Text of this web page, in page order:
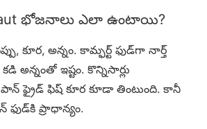
భోజనాలు ఎలా ఉంటాయి?
కూర, అన్నం. కామ్ఫర్ట్ ఫుడ్‌గా నార్త్
అన్నంతో ఇష్టం. కొన్నిసార్లు
ఫ్రైడ్ ఫిష్ కూర కూడా తింటుంది. కానీ
ప్రాధాన్యం.